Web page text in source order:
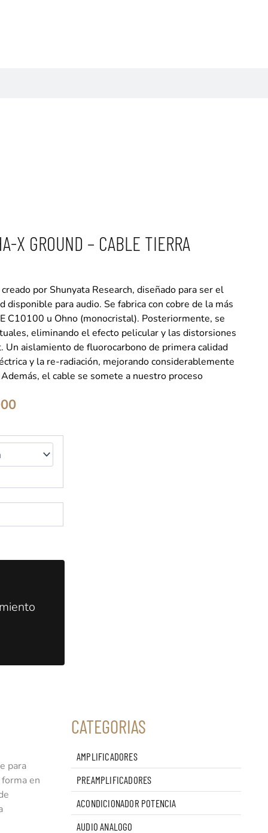
X GROUND – CABLE TIERRA
por Shunyata Research, diseñado para ser el
disponible para audio. Se fabrica con cobre de la más
C10100 u Ohno (monocristal). Posteriormente, se
eliminando el efecto pelicular y las distorsiones
Un aislamiento de fluorocarbono de primera calidad
y la re-radiación, mejorando considerablemente
el cable se somete a nuestro proceso
Rango
precios:
desde
$480.000
$560.000
para
en
CATEGORIAS
AMPLIFICADORES
PREAMPLIFICADORES
ACONDICIONADOR POTENCIA
AUDIO ANALOGO